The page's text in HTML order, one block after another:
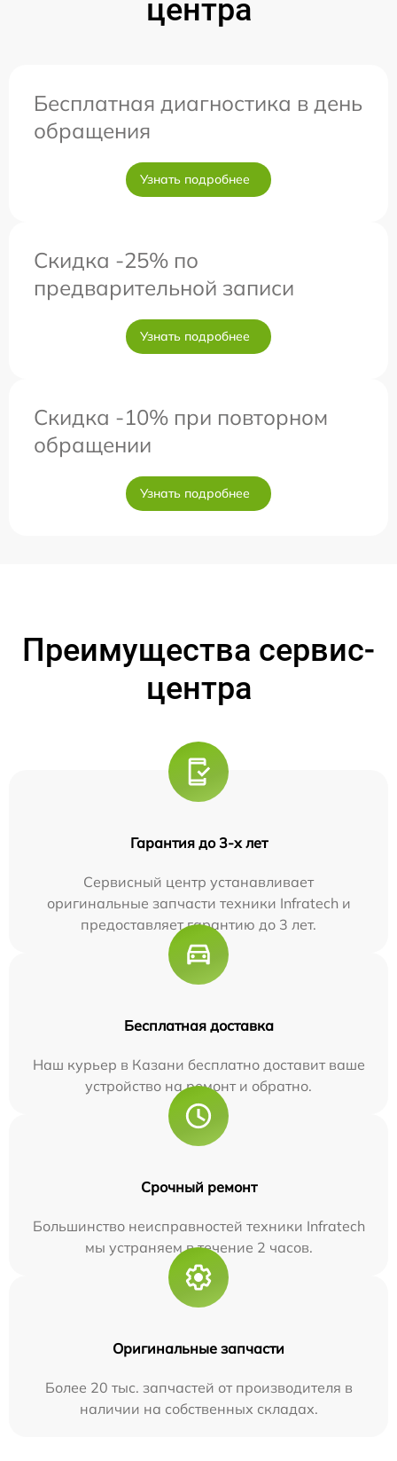
центра
Бесплатная диагностика в день
обращения
Узнать подробнее
Скидка -25% по
предварительной записи
Узнать подробнее
Скидка -10% при повторном
обращении
Узнать подробнее
Преимущества сервис-
центра
Гарантия до 3-х лет
Сервисный центр устанавливает
оригинальные запчасти техники Infratech и
предоставляет гарантию до 3 лет.
Бесплатная доставка
Наш курьер в Казани бесплатно доставит ваше
устройство на ремонт и обратно.
Срочный ремонт
Большинство неисправностей техники Infratech
мы устраняем в течение 2 часов.
Оригинальные запчасти
Более 20 тыс. запчастей от производителя в
наличии на собственных складах.